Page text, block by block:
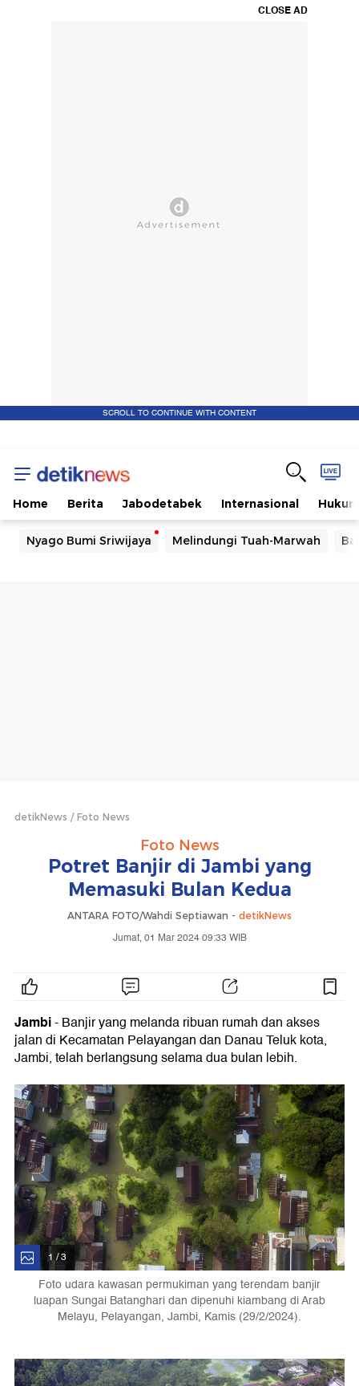
CLOSE AD
SCROLL TO CONTINUE WITH CONTENT
Home Berita Jabodetabek Internasional Hukum
Nyago Bumi Sriwijaya Melindungi Tuah-Marwah
detikNews Foto News
Foto News
Potret Banjir di Jambi yang
Memasuki Bulan Kedua
ANTARA FOTO/Wahdi Septiawan - detikNews
Jumat, 01 Mar 2024 09:33 WIB
Jambi- Banjir yang melanda ribuan rumah dan akses
jalan di Kecamatan Pelayangan dan Danau Teluk kota,
Jambi, telah berlangsung selama dua bulan lebih.
1 / 3
Foto udara kawasan permukiman yang terendam banjir
luapan Sungai Batanghari dan dipenuhi kiambang di Arab
Melayu, Pelayangan, Jambi, Kamis (29/2/2024).